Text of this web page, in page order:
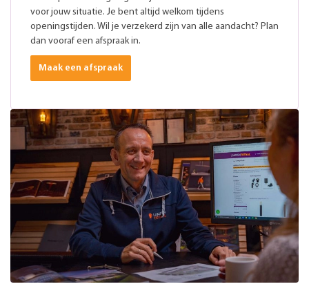
voor jouw situatie. Je bent altijd welkom tijdens
openingstijden. Wil je verzekerd zijn van alle aandacht? Plan
dan vooraf een afspraak in.
Maak een afspraak